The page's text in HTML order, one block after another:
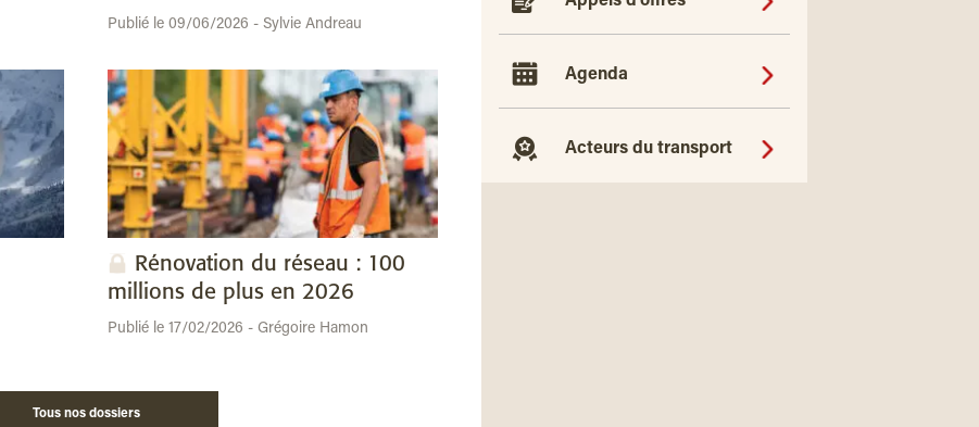
Publié le 09/06/2026 - Sylvie Andreau
Rénovation du réseau : 100
millions de plus en 2026
Publié le 17/02/2026 - Grégoire Hamon
Tous nos dossiers
Agenda
Acteurs du transport